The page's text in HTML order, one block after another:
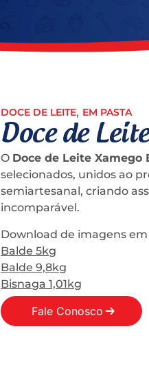
DOCE DE LEITE, EM PASTA
Doce de Leite
O Doce de Leite Xamego
selecionados, unidos ao
semiartesanal, criando
incomparável.
Download de imagens
Balde 5kg
Balde 9,8kg
Bisnaga 1,01kg
Fale Conosco